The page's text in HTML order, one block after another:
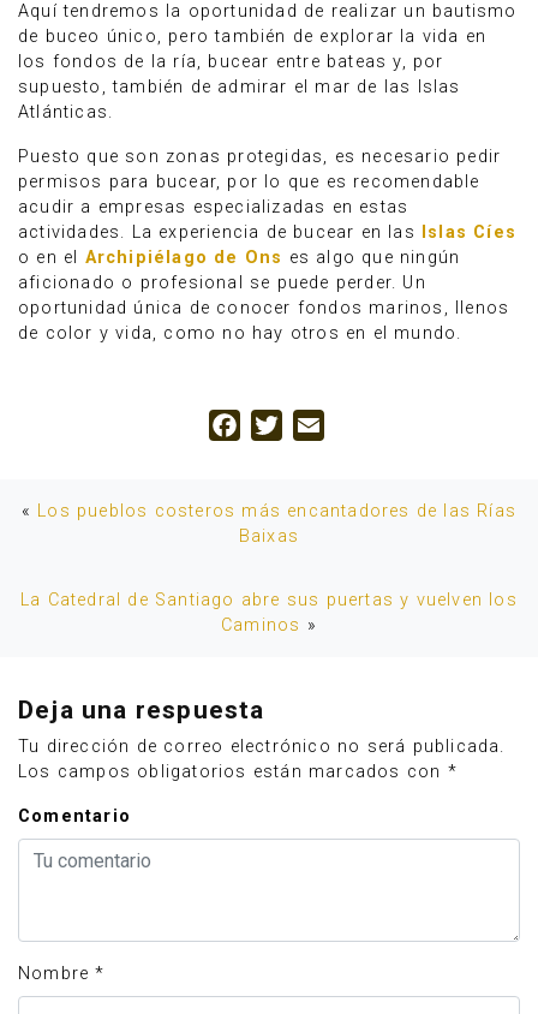
Aquí tendremos la oportunidad de realizar un bautismo
de buceo único, pero también de explorar la vida en
los fondos de la ría, bucear entre bateas y, por
supuesto, también de admirar el mar de las Islas
Atlánticas.
Puesto que son zonas protegidas, es necesario pedir
permisos para bucear, por lo que es recomendable
acudir a empresas especializadas en estas
actividades. La experiencia de bucear en las
Islas Cíes
o en el Archipiélago de Ons es algo que ningún
aficionado o profesional se puede perder. Un
oportunidad única de conocer fondos marinos, llenos
de color y vida, como no hay otros en el mundo.
Facebook
Twitter
« Los pueblos costeros más encantadores de las Rías
Baixas
La Catedral de Santiago abre sus puertas y vuelven los
Caminos »
Deja una respuesta
Tu dirección de correo electrónico no será publicada.
Los campos obligatorios están marcados con *
Comentario
Nombre *